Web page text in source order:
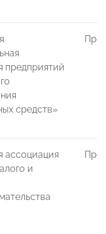
предприятий
средств»
ассоциация
и